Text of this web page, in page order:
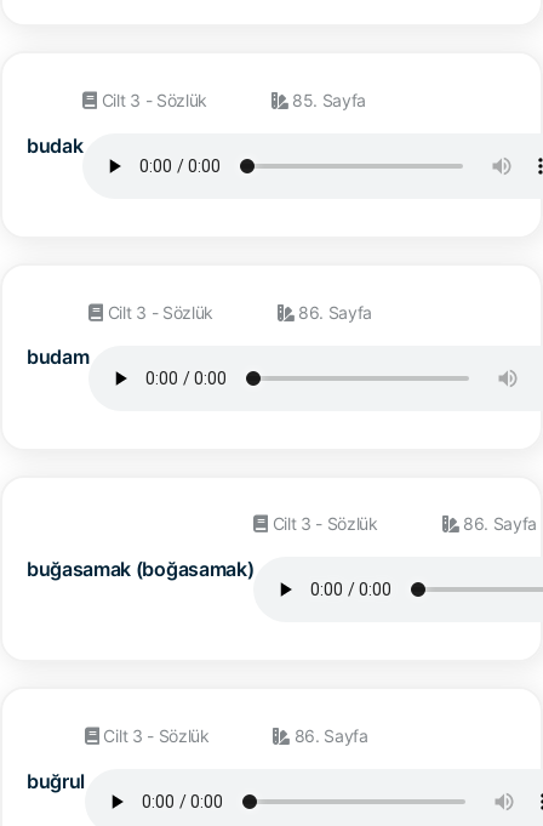
budak
Cilt 3 - Sözlük 85. Sayfa
budam
Cilt 3 - Sözlük 86. Sayfa
buğasamak (boğasamak)
Cilt 3 - Sözlük 86. Sayfa
buğrul
Cilt 3 - Sözlük 86. Sayfa